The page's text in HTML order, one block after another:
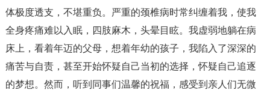
体极度透支，不堪重负。严重的颈椎病时常纠缠着我，使我
全身疼痛难以入眠，四肢麻木，头晕目眩。我虚弱地躺在病
床上，看着年迈的父母，想着年幼的孩子，我陷入了深深的
痛苦与自责，甚至开始怀疑自己当初的选择，怀疑自己追逐
的梦想。然而，听到同事们温馨的祝福，感受到亲人们无微